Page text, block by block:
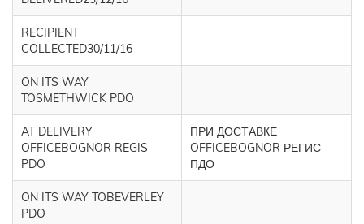
RECIPIENT
COLLECTED30/11/16
ON ITS WAY
TOSMETHWICK PDO
AT DELIVERY
OFFICEBOGNOR REGIS
PDO
ПРИ ДОСТАВКЕ
OFFICEBOGNOR РЕГИС
ПДО
ON ITS WAY TOBEVERLEY
PDO